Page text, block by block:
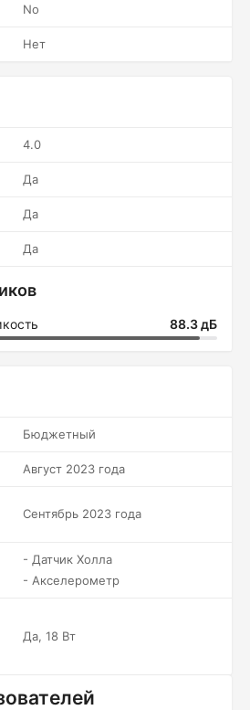
No
Нет
4.0
Да
Да
Да
88.3 дБ
Бюджетный
Август 2023 года
Сентябрь 2023 года
- Датчик Холла
- Акселерометр
Да, 18 Вт